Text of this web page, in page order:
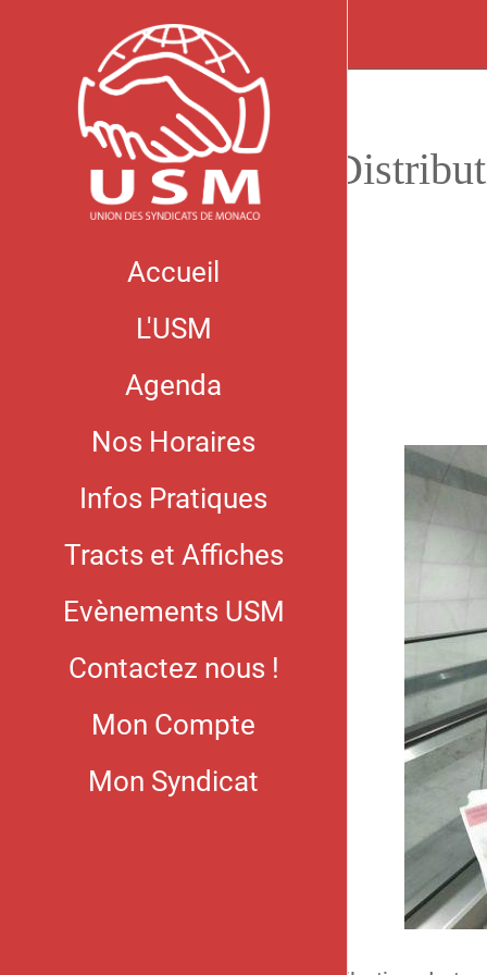
Accueil
L'USM
Agenda
Nos Horaires
Infos Pratiques
Tracts et Affiches
Evènements USM
Contactez nous !
Mon Compte
Mon Syndicat